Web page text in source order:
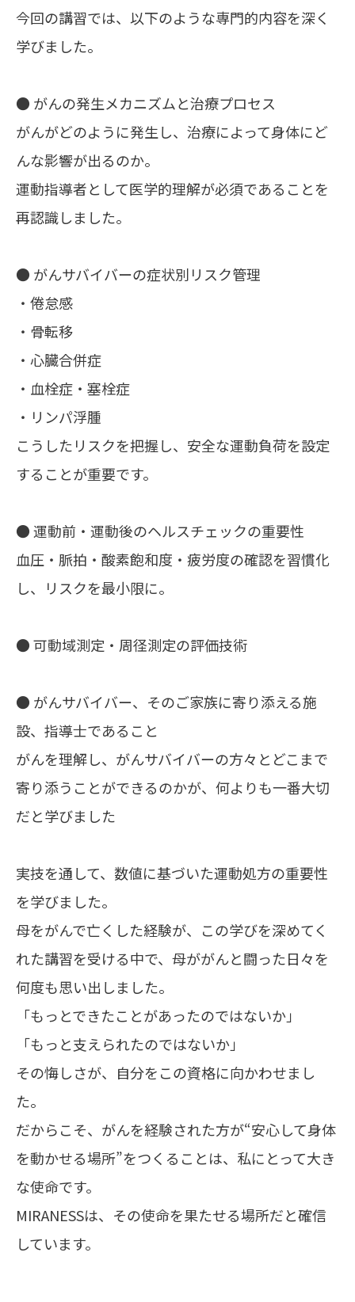
今回の講習では、以下のような専門的内容を深く
学びました。
● がんの発生メカニズムと治療プロセス
がんがどのように発生し、治療によって身体にど
んな影響が出るのか。
運動指導者として医学的理解が必須であることを
再認識しました。
● がんサバイバーの症状別リスク管理
・倦怠感
・骨転移
・心臓合併症
・血栓症・塞栓症
・リンパ浮腫
こうしたリスクを把握し、安全な運動負荷を設定
することが重要です。
● 運動前・運動後のヘルスチェックの重要性
血圧・脈拍・酸素飽和度・疲労度の確認を習慣化
し、リスクを最小限に。
● 可動域測定・周径測定の評価技術
● がんサバイバー、そのご家族に寄り添える施
設、指導士であること
がんを理解し、がんサバイバーの方々とどこまで
寄り添うことができるのかが、何よりも一番大切
だと学びました
実技を通して、数値に基づいた運動処方の重要性
を学びました。
母をがんで亡くした経験が、この学びを深めてく
れた講習を受ける中で、母ががんと闘った日々を
何度も思い出しました。
「もっとできたことがあったのではないか」
「もっと支えられたのではないか」
その悔しさが、自分をこの資格に向かわせまし
た。
だからこそ、がんを経験された方が“安心して身体
を動かせる場所”をつくることは、私にとって大き
な使命です。
MIRANESSは、その使命を果たせる場所だと確信
しています。